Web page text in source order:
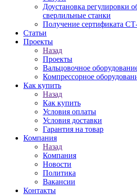
Доустановка регулировки
сверлильные станки
Получение сертификата
Статьи
Проекты
Назад
Проекты
Вальцовочное
Компрессорное
Как купить
Назад
Как купить
Условия оплаты
Условия доставки
Гарантия на товар
Компания
Назад
Компания
Новости
Политика
Вакансии
Контакты